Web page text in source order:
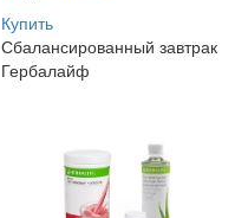
Купить
Сбалансированный завтрак
Гербалайф